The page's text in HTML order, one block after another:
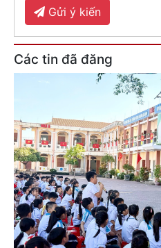
Gửi ý kiến
Các tin đã đăng